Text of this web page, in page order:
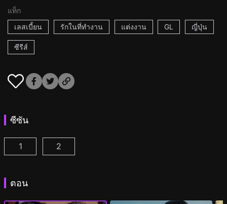
แท็ก
เลสเบี้ยน
รักในที่ทำงาน แต่งงาน GL ญี่ปุ่น
ซีรีส์
ซีซัน
เชสเซอร์เกม W : บอสนางร้ายเป็นแฟนเก่าฉัน ตอนที่ 1
1 เชสเซอร์เกม W2: รักนี้สวรรค์เป็นใจ ตอนที่ 1
2
ตอน